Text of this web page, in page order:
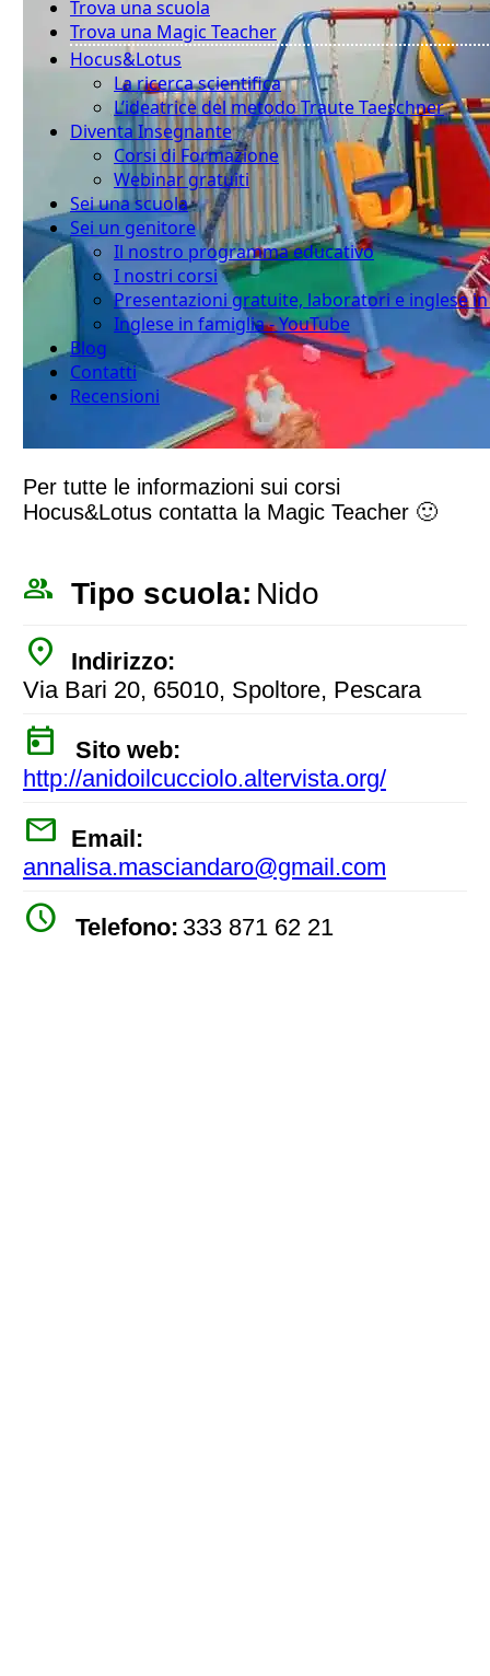
Trova una scuola
Trova una Magic Teacher
Hocus&Lotus
La ricerca scientifica
L’ideatrice del metodo Traute Taeschner
Diventa Insegnante
Corsi di Formazione
Webinar gratuiti
Sei una scuola
Sei un genitore
Il nostro programma educativo
I nostri corsi
Presentazioni gratuite, laboratori e inglese in
Inglese in famiglia - YouTube
Blog
Contatti
Recensioni
Per tutte le informazioni sui corsi
Hocus&Lotus contatta la Magic Teacher 🙂
people_outline Tipo scuola: Nido
place
Indirizzo:
Via Bari 20, 65010, Spoltore, Pescara
today
Sito web:
http://anidoilcucciolo.altervista.org/
mail Email:
annalisa.masciandaro@gmail.com
watch_later Telefono: 333 871 62 21